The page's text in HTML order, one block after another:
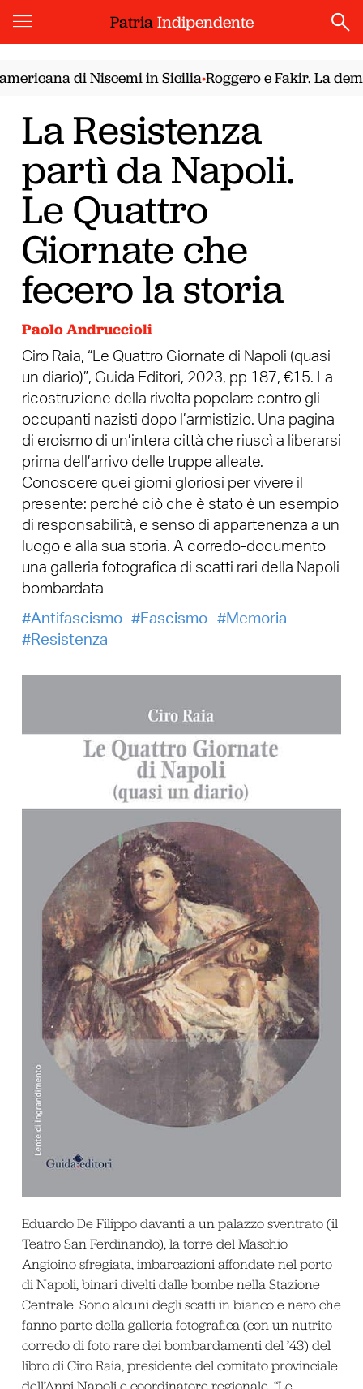
PatriaIndipendente
di Niscemi in Sicilia•Roggero e Fakir. La
La Resistenza
partì da Napoli.
Le Quattro
Giornate che
fecero la storia
Paolo Andruccioli
Ciro Raia, “Le Quattro Giornate di Napoli (quasi
un diario)”, Guida Editori, 2023, pp 187, €15. La
ricostruzione della rivolta popolare contro gli
occupanti nazisti dopo l’armistizio. Una pagina
di eroismo di un’intera città che riuscì a liberarsi
prima dell’arrivo delle truppe alleate.
Conoscere quei giorni gloriosi per vivere il
presente: perché ciò che è stato è un esempio
di responsabilità, e senso di appartenenza a un
luogo e alla sua storia. A corredo-documento
una galleria fotografica di scatti rari della Napoli
bombardata
Antifascismo
Fascismo
Memoria
Resistenza
Eduardo De Filippo davanti a un palazzo sventrato (il
Teatro San Ferdinando), la torre del Maschio
Angioino sfregiata, imbarcazioni affondate nel porto
di Napoli, binari divelti dalle bombe nella Stazione
Centrale. Sono alcuni degli scatti in bianco e nero che
fanno parte della galleria fotografica (con un nutrito
corredo di foto rare dei bombardamenti del ’43) del
libro di Ciro Raia, presidente del comitato provinciale
dell’Anpi Napoli e coordinatore regionale, “Le